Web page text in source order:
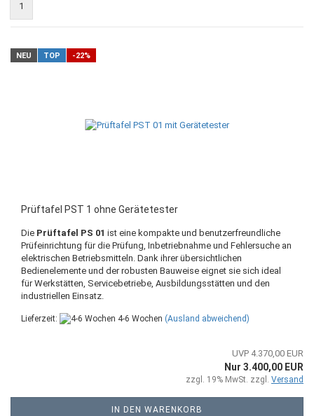
1
NEU TOP -22%
Prüftafel PST 1 ohne Gerätetester
Die Prüftafel PS 01 ist eine kompakte und benutzerfreundliche
Prüfeinrichtung für die Prüfung, Inbetriebnahme und Fehlersuche an
elektrischen Betriebsmitteln. Dank ihrer übersichtlichen
Bedienelemente und der robusten Bauweise eignet sie sich ideal
für Werkstätten, Servicebetriebe, Ausbildungsstätten und den
industriellen Einsatz.
Lieferzeit: 4-6 Wochen (Ausland abweichend)
UVP 4.370,00 EUR
Nur 3.400,00 EUR
zzgl. 19% MwSt. zzgl. Versand
IN DEN WARENKORB